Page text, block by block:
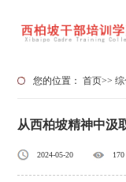
您的位置：首页>>综
从西柏坡精神中汲
2024-05-20 170